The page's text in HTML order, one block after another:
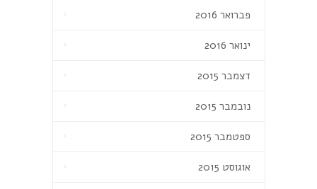
פברואר 2016
ינואר 2016
דצמבר 2015
נובמבר 2015
ספטמבר 2015
אוגוסט 2015